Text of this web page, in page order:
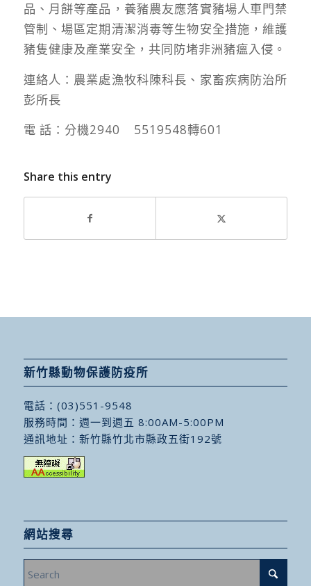
品、月餅等產品，養豬農友應落實豬場人車門禁
管制、場區定期清潔消毒等生物安全措施，維護
豬隻健康及產業安全，共同防堵非洲豬瘟入侵。
連絡人：農業處漁牧科陳科長、家畜疾病防治所
彭所長
電 話：分機2940 5519548轉601
Share this entry
新竹縣動物保護防疫所
電話： (03)551-9548
服務時間：週一到週五 8:00AM-5:00PM
通訊地址： 新竹縣竹北市縣政五街192號
網站搜尋